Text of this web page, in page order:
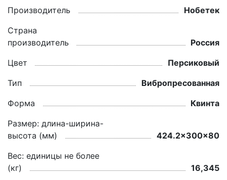
Производитель
Нобетек
Страна
производитель
Россия
Цвет
Персиковый
Тип
Вибропресованная
Форма
Квинта
Размер: длина-ширина-
высота (мм)
424.2x300x80
Вес: единицы не более
(кг)
16,345